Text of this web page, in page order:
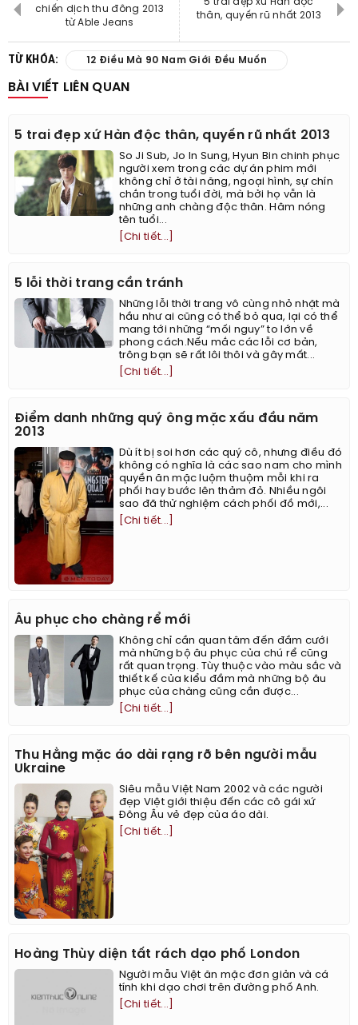
chiến dịch thu đông 2013
từ Able Jeans
thân, quyến rũ nhất 2013
TỪ KHÓA: 12 Điều Mà 90 Nam Giới Đều Muốn
BÀI VIẾT LIÊN QUAN
5 trai đẹp xứ Hàn độc thân, quyến rũ nhất 2013
So Ji Sub, Jo In Sung, Hyun Bin chinh phục
người xem trong các dự án phim mới
không chỉ ở tài năng, ngoại hình, sự chín
chắn trong tuổi đời, mà bởi họ vẫn là
những anh chàng độc thân. Hâm nóng
tên tuổi...
[Chi tiết...]
5 lỗi thời trang cần tránh
Những lỗi thời trang vô cùng nhỏ nhặt mà
hầu như ai cũng có thể bỏ qua, lại có thể
mang tới những “mối nguy” to lớn về
phong cách.Nếu mắc các lỗi cơ bản,
trông bạn sẽ rất lôi thôi và gây mất...
[Chi tiết...]
Điểm danh những quý ông mặc xấu đầu năm
2013
Dù ít bị soi hơn các quý cô, nhưng điều đó
không có nghĩa là các sao nam cho mình
quyền ăn mặc luộm thuộm mỗi khi ra
phối hay bước lên thảm đỏ. Nhiều ngôi
sao đã thử nghiệm cách phối đồ mới,...
[Chi tiết...]
Âu phục cho chàng rể mới
Không chỉ cần quan tâm đến đầm cưới
mà những bộ âu phục của chú rể cũng
rất quan trọng. Tùy thuộc vào màu sắc và
thiết kế của kiểu đầm mà những bộ âu
phục của chàng cũng cần được...
[Chi tiết...]
Thu Hằng mặc áo dài rạng rỡ bên người mẫu
Ukraine
Siêu mẫu Việt Nam 2002 và các người
đẹp Việt giới thiệu đến các cô gái xứ
Đông Âu vẻ đẹp của áo dài.
[Chi tiết...]
Hoàng Thùy diện tất rách dạo phố London
Người mẫu Việt ăn mặc đơn giản và cá
tính khi dạo chơi trên đường phố Anh.
[Chi tiết...]